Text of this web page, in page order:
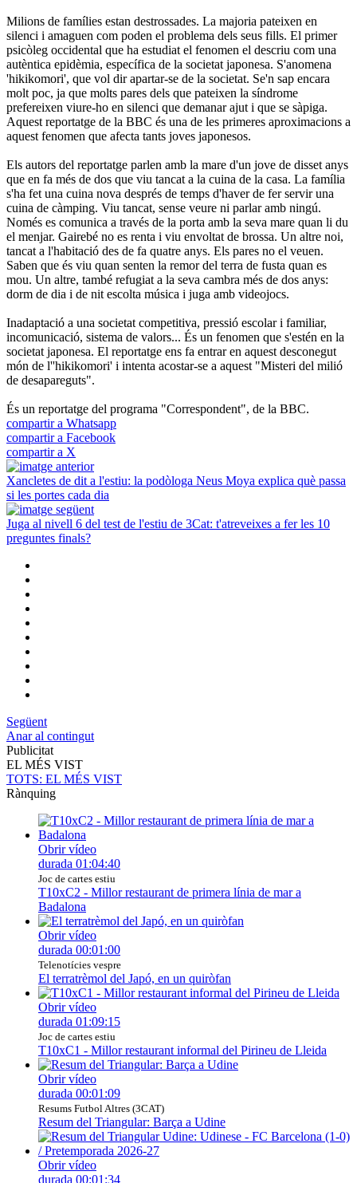
Milions de famílies estan destrossades. La majoria pateixen en
silenci i amaguen com poden el problema dels seus fills. El primer
psicòleg occidental que ha estudiat el fenomen el descriu com una
autèntica epidèmia, específica de la societat japonesa. S'anomena
'hikikomori', que vol dir apartar-se de la societat. Se'n sap encara
molt poc, ja que molts pares dels que pateixen la síndrome
prefereixen viure-ho en silenci que demanar ajut i que se sàpiga.
Aquest reportatge de la BBC és una de les primeres aproximacions a
aquest fenomen que afecta tants joves japonesos.
Els autors del reportatge parlen amb la mare d'un jove de disset anys
que en fa més de dos que viu tancat a la cuina de la casa. La família
s'ha fet una cuina nova després de temps d'haver de fer servir una
cuina de càmping. Viu tancat, sense veure ni parlar amb ningú.
Només es comunica a través de la porta amb la seva mare quan li du
el menjar. Gairebé no es renta i viu envoltat de brossa. Un altre noi,
tancat a l'habitació des de fa quatre anys. Els pares no el veuen.
Saben que és viu quan senten la remor del terra de fusta quan es
mou. Un altre, també refugiat a la seva cambra més de dos anys:
dorm de dia i de nit escolta música i juga amb videojocs.
Inadaptació a una societat competitiva, pressió escolar i familiar,
incomunicació, sistema de valors... És un fenomen que s'estén en la
societat japonesa. El reportatge ens fa entrar en aquest desconegut
món de l''hikikomori' i intenta acostar-se a aquest "Misteri del milió
de desapareguts".
És un reportatge del programa "Correspondent", de la BBC.
compartir a Whatsapp
compartir a Facebook
compartir a X
Xancletes de dit a l'estiu: la podòloga Neus Moya explica què passa
si les portes cada dia
Juga al nivell 6 del test de l'estiu de 3Cat: t'atreveixes a fer les 10
preguntes finals?
Següent
Anar al contingut
Publicitat
EL MÉS VIST
TOTS: EL MÉS VIST
Rànquing
Obrir vídeo
durada 01:04:40
Joc de cartes estiu
T10xC2 - Millor restaurant de primera línia de mar a
Badalona
Obrir vídeo
durada 00:01:00
Telenotícies vespre
El terratrèmol del Japó, en un quiròfan
Obrir vídeo
durada 01:09:15
Joc de cartes estiu
T10xC1 - Millor restaurant informal del Pirineu de Lleida
Obrir vídeo
durada 00:01:09
Resums Futbol Altres (3CAT)
Resum del Triangular: Barça a Udine
Obrir vídeo
durada 00:01:34